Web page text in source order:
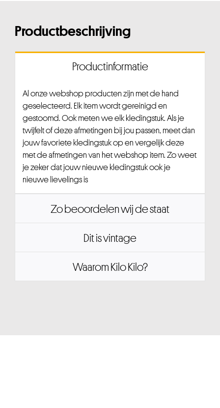
Productbeschrijving
Productinformatie
Al onze webshop producten zijn met de hand
geselecteerd. Elk item wordt gereinigd en
gestoomd. Ook meten we elk kledingstuk. Als je
twijfelt of deze afmetingen bij jou passen, meet dan
jouw favoriete kledingstuk op en vergelijk deze
met de afmetingen van het webshop item. Zo weet
je zeker dat jouw nieuwe kledingstuk ook je
nieuwe lievelings is
Zo beoordelen wij de staat
Dit is vintage
Waarom Kilo Kilo?